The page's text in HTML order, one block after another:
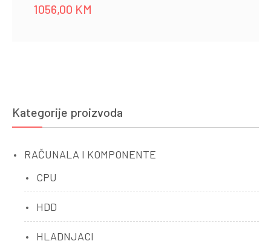
1056,00 KM
Kategorije proizvoda
RAČUNALA I KOMPONENTE
CPU
HDD
HLADNJACI